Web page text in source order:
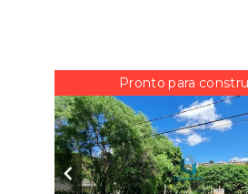
Pronto para